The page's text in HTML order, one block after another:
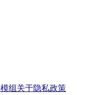
模组 关于隐私政策